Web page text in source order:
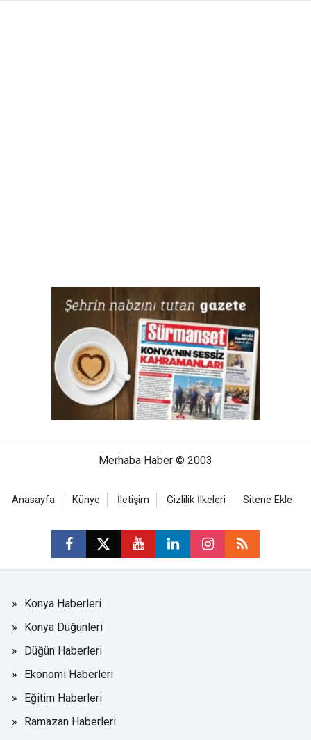
Merhaba Haber © 2003
Anasayfa Künye İletişim Gizlilik İlkeleri Sitene Ekle
Konya Haberleri
Konya Düğünleri
Düğün Haberleri
Ekonomi Haberleri
Eğitim Haberleri
Ramazan Haberleri